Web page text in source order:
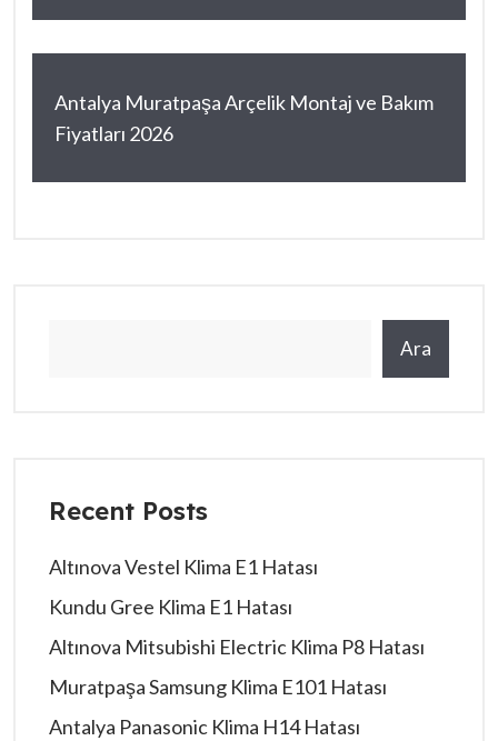
Antalya Muratpaşa Arçelik Montaj ve Bakım
Fiyatları 2026
Ara
Recent Posts
Altınova Vestel Klima E1 Hatası
Kundu Gree Klima E1 Hatası
Altınova Mitsubishi Electric Klima P8 Hatası
Muratpaşa Samsung Klima E101 Hatası
Antalya Panasonic Klima H14 Hatası